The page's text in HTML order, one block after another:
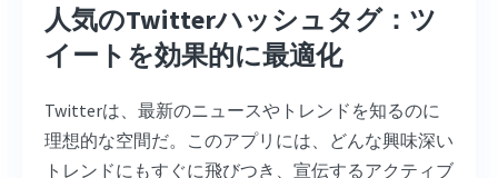
人気のTwitterハッシュタグ：ツ
イートを効果的に最適化
Twitterは、最新のニュースやトレンドを知るのに
理想的な空間だ。このアプリには、どんな興味深い
トレンドにもすぐに飛びつき、宣伝するアクティブ